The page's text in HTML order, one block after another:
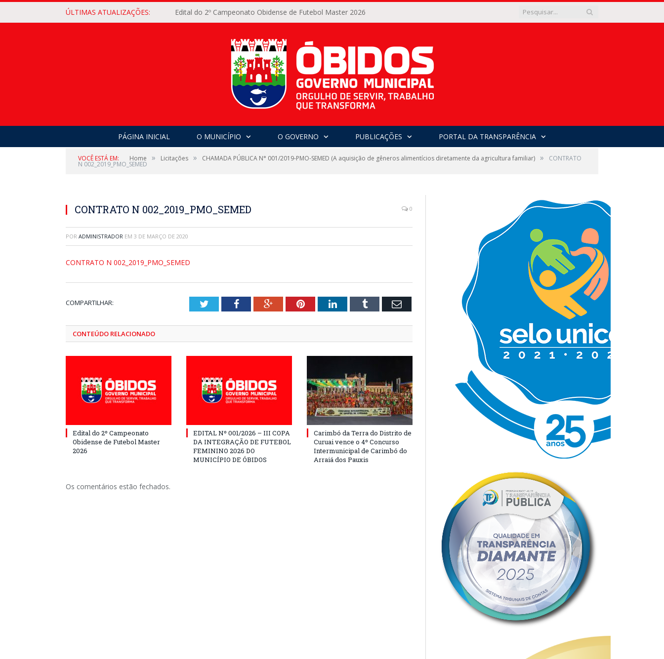
ÚLTIMAS ATUALIZAÇÕES: Edital do 2º Campeonato Obidense de Futebol Master 2026
PÁGINA INICIAL O MUNICÍPIO O GOVERNO PUBLICAÇÕES PORTAL DA TRANSPARÊNCIA
VOCÊ ESTÁ EM: Home » Licitações » CHAMADA PÚBLICA N° 001/2019-PMO-SEMED (A aquisição de gêneros alimentícios diretamente da agricultura familiar) » CONTRATO
N 002_2019_PMO_SEMED
CONTRATO N 002_2019_PMO_SEMED 0
POR ADMINISTRADOR EM 3 DE MARÇO DE 2020
CONTRATO N 002_2019_PMO_SEMED
COMPARTILHAR: TwitterFacebookGoogle+PinterestLinkedInTumblr Email
CONTEÚDO RELACIONADO
Edital do 2º Campeonato
Obidense de Futebol Master
2026
EDITAL Nº 001/2026 – III COPA
DA INTEGRAÇÃO DE FUTEBOL
FEMININO 2026 DO
MUNICÍPIO DE ÓBIDOS
Carimbó da Terra do Distrito de
Curuai vence o 4º Concurso
Intermunicipal de Carimbó do
Arraiá dos Pauxis
Os comentários estão fechados.